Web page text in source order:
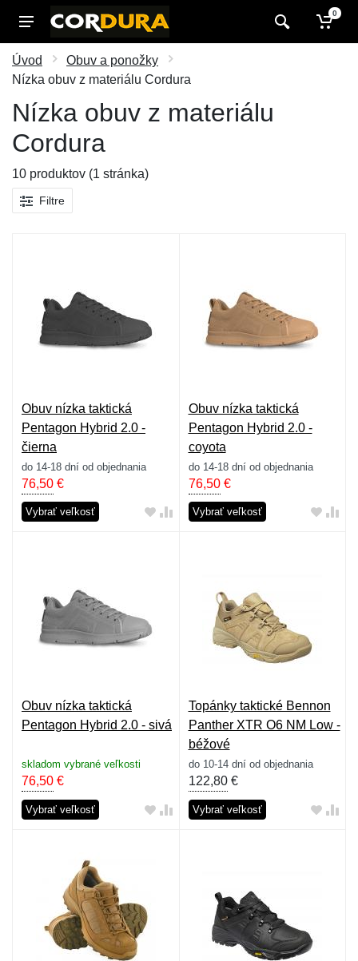
0
Úvod
Obuv a ponožky
Nízka obuv z materiálu Cordura
Nízka obuv z materiálu
Cordura
10 produktov (1 stránka)
Filtre
Obuv nízka taktická
Pentagon Hybrid 2.0 -
čierna
do 14-18 dní od objednania
76,50 €
Vybrať veľkosť
Obuv nízka taktická
Pentagon Hybrid 2.0 -
coyota
do 14-18 dní od objednania
76,50€
Vybrať veľkosť
Obuv nízka taktická
Pentagon Hybrid 2.0 - sivá
skladom vybrané veľkosti
76,50 €
Vybrať veľkosť
Topánky taktické Bennon
Panther XTR O6 NM Low -
béžové
do 10-14 dní od objednania
122,80€
Vybrať veľkosť